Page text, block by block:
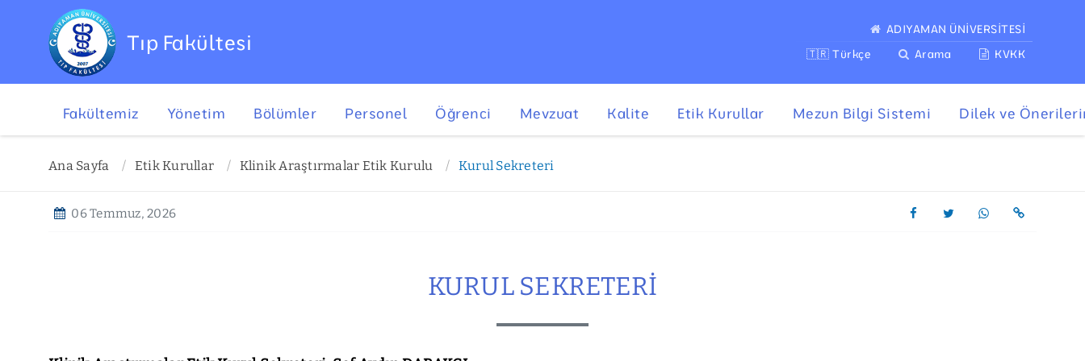
ADIYAMAN ÜNİVERSİTESİ
🇹🇷 Türkçe
Arama KVKK
Tıp Fakültesi
Fakültemiz Yönetim Bölümler Personel Öğrenci Mevzuat Kalite Etik Kurullar Mezun Bilgi Sistemi Dilek ve
Ana Sayfa Etik Kurullar Klinik Araştırmalar Etik Kurulu Kurul Sekreteri
06 Temmuz, 2026
KURUL SEKRETERI